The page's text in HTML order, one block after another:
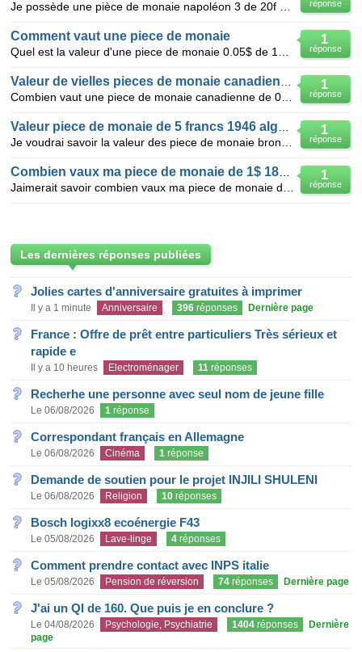
réponse
1
réponse
Comment vaut une piece de monaie
1
réponse
1
réponse
1
réponse
Les dernières réponses publiées
Jolies cartes d'anniversaire gratuites à imprimer
Il y a 1 minute Anniversaire 396 réponses Dernière page
France : Offre de prêt entre particuliers Très sérieux et
rapide e
Il y a 10 heures Electroménager 11 réponses
Recherhe une personne avec seul nom de jeune fille
Le 06/08/2026 1 réponse
Correspondant français en Allemagne
Le 06/08/2026 Cinéma 1 réponse
Demande de soutien pour le projet INJILI SHULENI
Le 06/08/2026 Religion 10 réponses
Bosch logixx8 ecoénergie F43
Le 05/08/2026 Lave-linge 4 réponses
Comment prendre contact avec INPS italie
Le 05/08/2026 Pension de réversion 74 réponses Dernière page
J'ai un QI de 160. Que puis je en conclure ?
Le 04/08/2026 Psychologie, Psychiatrie 1404 réponses
Dernière
page